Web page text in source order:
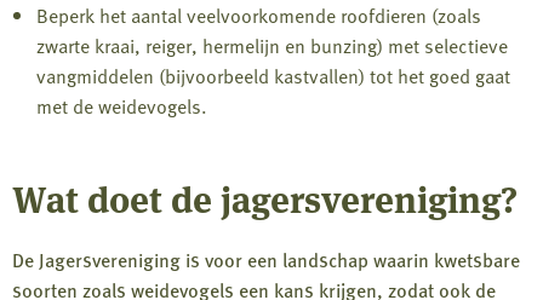
Beperk het aantal veelvoorkomende roofdieren (zoals
zwarte kraai, reiger, hermelijn en bunzing) met selectieve
vangmiddelen (bijvoorbeeld kastvallen) tot het goed gaat
met de weidevogels.
Wat doet de jagersvereniging?
De Jagersvereniging is voor een landschap waarin kwetsbare
soorten zoals weidevogels een kans krijgen, zodat ook de